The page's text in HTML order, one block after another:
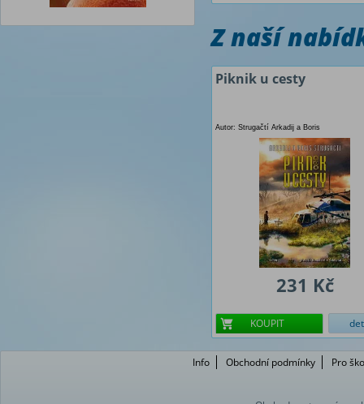
Z naší
Piknik u cesty
Autor: Strugačtí Arkadij a Boris
231 Kč
KOUPIT
Info Obchodní podmínky Pro